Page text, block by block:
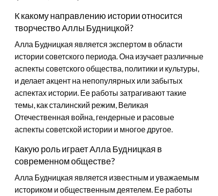
К какому направлению истории относится
творчество Аллы Будницкой?
Алла Будницкая является экспертом в области
истории советского периода. Она изучает различные
аспекты советского общества, политики и культуры,
и делает акцент на непопулярных или забытых
аспектах истории. Ее работы затрагивают такие
темы, как сталинский режим, Великая
Отечественная война, гендерные и расовые
аспекты советской истории и многое другое.
Какую роль играет Алла Будницкая в
современном обществе?
Алла Будницкая является известным и уважаемым
историком и общественным деятелем. Ее работы